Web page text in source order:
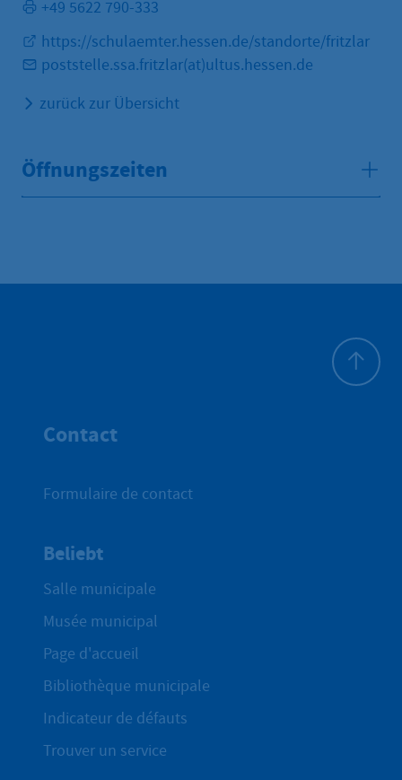
+49 5622 790-333
https://schulaemter.hessen.de/standorte/fritzlar
poststelle.ssa.fritzlar(at)ultus.hessen.de
zurück zur Übersicht
Öffnungszeiten
Contact
Formulaire de contact
Beliebt
Salle municipale
Musée municipal
Page d'accueil
Bibliothèque municipale
Indicateur de défauts
Trouver un service